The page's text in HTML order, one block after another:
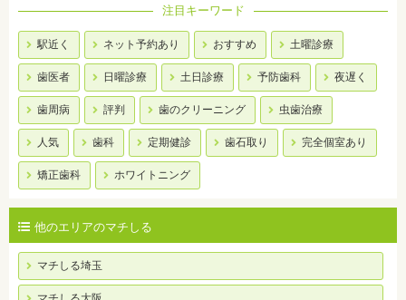
注目キーワード
駅近く ネット予約あり おすすめ 土曜診療
歯医者 日曜診療 土日診療 予防歯科 夜遅く
歯周病 評判 歯のクリーニング 虫歯治療
人気 歯科 定期健診 歯石取り 完全個室あり
矯正歯科 ホワイトニング
他のエリアのマチしる
マチしる埼玉